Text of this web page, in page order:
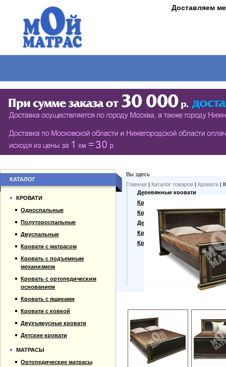
Доставляем
СЕРИЯ ШКАФОВ ECO (ЭКОЛОГИЯ)
РАСПАШНЫЕ ШКАФЫ
БИБЛИОТЕКИ, СТЕНКИ, ВИТРАЖИ
БУФЕТЫ
Вы здесь
Главная | Каталог товаров | Кровати |
КАТАЛОГ
КРОВАТИ
Односпальные
Полутороспальные
Двуспальные
Кровати с матрасом
Кровать с подъемным
механизмом
Кровать с ортопедическим
основанием
Кровать с ящиками
Кровати с ковкой
Двухъярусные кровати
Детские кровати
МАТРАСЫ
Ортопедические матрасы
Гарантии
Оплата и доставка
Прайс-лист
Контакты
Деревянные кровати
Кровати из массива
Кровати из сосны
Дешевые кровати
Кровати для дачи
Кровать тахта